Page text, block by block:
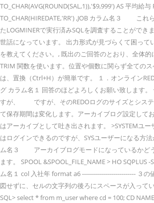
TO_CHAR(AVG(ROUND(SAL,1)),'$9,999') AS 平均給与
TO_CHAR(HIREDATE,'RR') ,JOB カラム名３ これ
たLOGMINERで実行済みSQLを調査することができ
世話になっています。 出力形式が見づらくて困って
を教えてください。, 既出のご回答のとおり、全体的
TRIM 関数を使います。位置や個数に関らず全ての
は、置換（Ctrl+H）が簡単です。 １．オンライン
グ カラム名１ 回答のほどよろしくお願い致します
すが、 ですが、そのREDOログのサイズとシステ
て保存期間は変化します。アーカイブログ設定して
はアーカイブとして吐き出されます。 >SYSTEMユー
はログインできるのですが、SYSユーザーになる方
ム名３ アーカイブログモードになっているかど
ます。 SPOOL &SPOOL_FILE_NAME > HO SQPLUS -
ム名１ col 入社年 format a6 --------------------------- ３の
図せずに、セルの文字列の後ろにスペースが入って
SQL> select * from m_user where cd = 100; CD